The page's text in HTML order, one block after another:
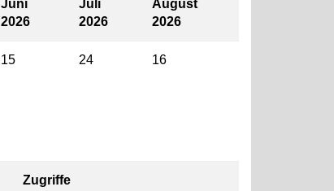
Juni
2026
Juli
2026
August
2026
15 24 16
Zugriffe